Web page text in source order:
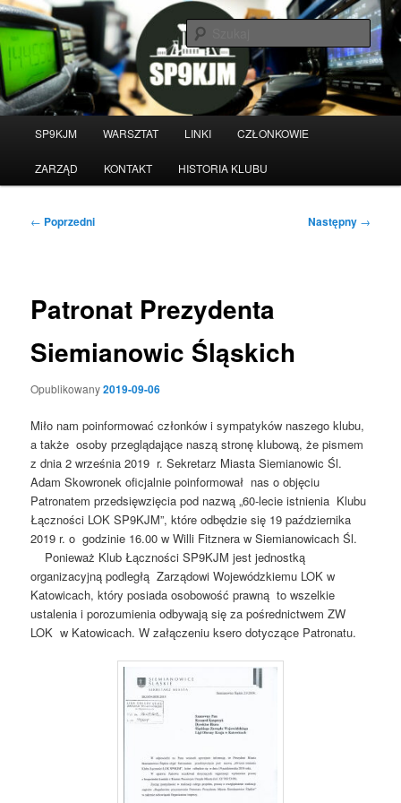
Przeskocz
do
tekstu
Witamy na stronie klubu
krótkofalarskiego SP9KJM
SP9KJM WARSZTAT LINKI CZŁONKOWIE
ZARZĄD KONTAKT HISTORIA KLUBU
Nawigacja
← Poprzedni Następny →
Patronat Prezydenta
Siemianowic Śląskich
Opublikowany2019-09-06
Miło nam poinformować członków i sympatyków naszego klubu,
a także osoby przeglądające naszą stronę klubową, że pismem
z dnia 2 września 2019 r. Sekretarz Miasta Siemianowic Śl.
Adam Skowronek oficjalnie poinformował nas o objęciu
Patronatem przedsięwzięcia pod nazwą „60-lecie istnienia Klubu
Łączności LOK SP9KJM”, które odbędzie się 19 października
2019 r. o godzinie 16.00 w Willi Fitznera w Siemianowicach Śl.
Ponieważ Klub Łączności SP9KJM jest jednostką
organizacyjną podległą Zarządowi Wojewódzkiemu LOK w
Katowicach, który posiada osobowość prawną to wszelkie
ustalenia i porozumienia odbywają się za pośrednictwem ZW
LOK w Katowicach. W załączeniu ksero dotyczące Patronatu.